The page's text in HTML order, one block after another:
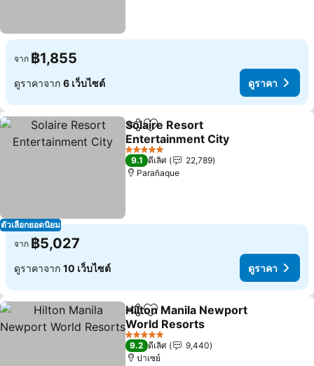
จาก ฿1,855
ดูราคาจาก 6 เว็บไซต์ ดูราคา
ตัวเลือกยอดนิยม
แชร์ เพิ่มในรายการโปรด
Solaire Resort
Entertainment City
ดูราคา
5 ดาว
9.1 ดีเลิศ
22,789
Parañaque
จาก ฿5,027
ดูราคาจาก 10 เว็บไซต์ ดูราคา
แชร์ เพิ่มในรายการโปรด
Hilton Manila Newport
World Resorts
ดูราคา
5 ดาว
9.2 ดีเลิศ
9,440
ปาเซย์